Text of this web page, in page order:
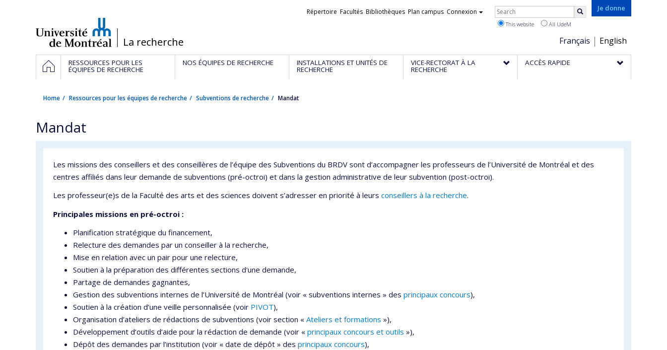
/La recherche
Je donne
Choix
de
la
Français English
Liens
Répertoire Facultés Bibliothèques Plan campus Connexion Rechercher
This website All UdeM
Navigation
principale
HOMERESSOURCES POUR LES
ÉQUIPES DE RECHERCHE
NOS ÉQUIPES DE RECHERCHE INSTALLATIONS ET UNITÉS DE
RECHERCHE
VICE-RECTORAT À LA
RECHERCHE
ACCÈS RAPIDE
Home Ressources pour les équipes de recherche Subventions de recherche Mandat
Mandat
Les missions des conseillers et des conseillères de l’équipe des Subventions du BRDV sont d’accompagner les professeurs de l’Université de Montréal et des
centres affiliés dans leur demande de subventions (pré-octroi) et dans la gestion administrative de leur subvention (post-octroi).
Les professeur(e)s de la Faculté des arts et des sciences doivent s’adresser en priorité à leurs conseillers à la recherche.
Principales missions en pré-octroi :
Planification stratégique du financement,
Relecture des demandes par un conseiller à la recherche,
Mise en relation avec un pair pour une relecture,
Soutien à la préparation des différentes sections d'une demande,
Partage de demandes gagnantes,
Gestion des subventions internes de l’Université de Montréal (voir « subventions internes » des principaux concours),
Soutien à la création d’une veille personnalisée (voir PIVOT),
Organisation d’ateliers de rédactions de subventions (voir section « Ateliers et formations »),
Développement d’outils d’aide pour la rédaction de demande (voir « principaux concours et outils »),
Dépôt des demandes par l’institution (voir « date de dépôt » des principaux concours),